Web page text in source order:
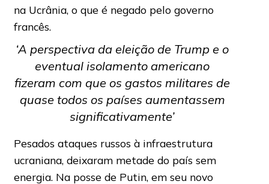
na Ucrânia, o que é negado pelo governo
francês.
‘A perspectiva da eleição de Trump e o
eventual isolamento americano
fizeram com que os gastos militares de
quase todos os países aumentassem
significativamente’
Pesados ataques russos à infraestrutura
ucraniana, deixaram metade do país sem
energia. Na posse de Putin, em seu novo